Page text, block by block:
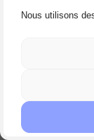
Nous utilisons